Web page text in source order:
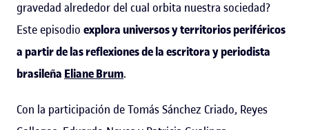
gravedad alrededor del cual orbita nuestra sociedad?
Este episodio explora universos y territorios periféricos
a partir de las reflexiones de la escritora y periodista
brasileña Eliane Brum.
Con la participación de Tomás Sánchez Criado, Reyes